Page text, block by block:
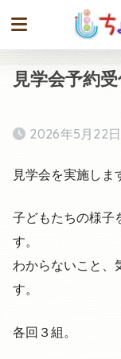
見学会予約
2026年5月22日
見学会を実施しま
子どもたちの様子
す。
わからないこと、
す。
各回３組。